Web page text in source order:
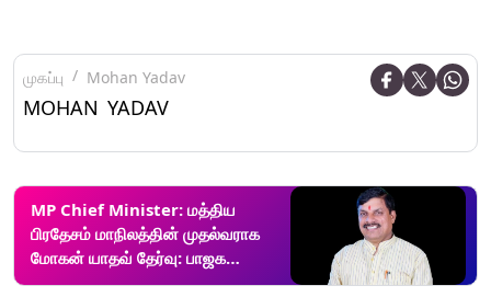
முகப்பு Mohan Yadav
MOHAN YADAV
MP Chief Minister: மத்திய
பிரதேசம் மாநிலத்தின் முதல்வராக
மோகன் யாதவ் தேர்வு: பாஜக
எம்.எல்.ஏ கூட்டத்திற்கு பின்